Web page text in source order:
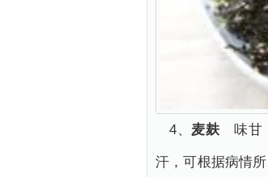
4、 麦麸 味甘
汗，可根据病情